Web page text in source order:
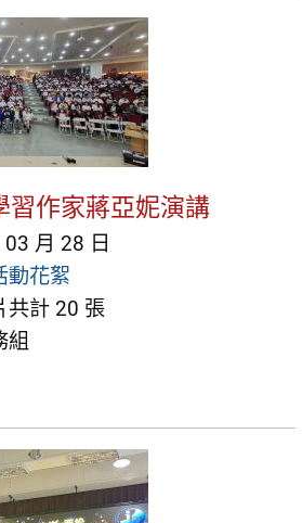
習作家蔣亞妮演講
月 28 日
動花絮
共計 20 張
組